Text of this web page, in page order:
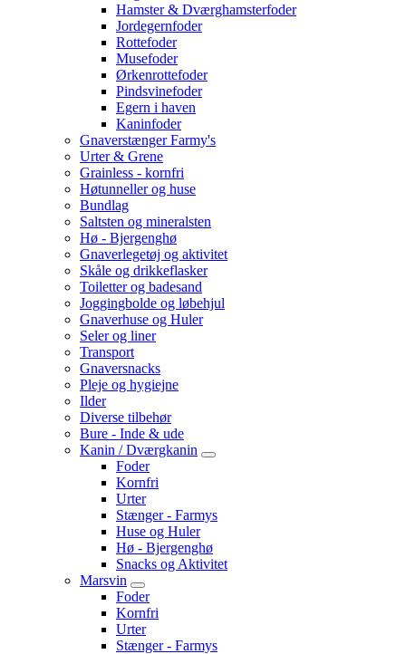
Hamster & Dværghamsterfoder
Jordegernfoder
Rottefoder
Musefoder
Ørkenrottefoder
Pindsvinefoder
Egern i haven
Kaninfoder
Gnaverstænger Farmy's
Urter & Grene
Grainless - kornfri
Høtunneller og huse
Bundlag
Saltsten og mineralsten
Hø - Bjergenghø
Gnaverlegetøj og aktivitet
Skåle og drikkeflasker
Toiletter og badesand
Joggingbolde og løbehjul
Gnaverhuse og Huler
Seler og liner
Transport
Gnaversnacks
Pleje og hygiejne
Ilder
Diverse tilbehør
Bure - Inde & ude
Kanin / Dværgkanin
Foder
Kornfri
Urter
Stænger - Farmys
Huse og Huler
Hø - Bjergenghø
Snacks og Aktivitet
Marsvin
Foder
Kornfri
Urter
Stænger - Farmys